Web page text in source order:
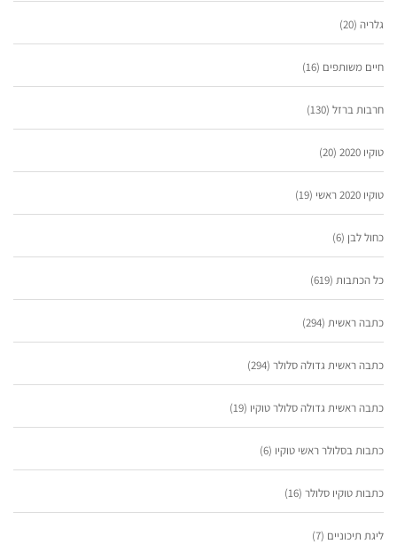
גלריה (20)
חיים משותפים (16)
חרבות ברזל (130)
טוקיו 2020 (20)
טוקיו 2020 ראשי (19)
כחול לבן (6)
כל הכתבות (619)
כתבה ראשית (294)
כתבה ראשית גדולה סלולר (294)
כתבה ראשית גדולה סלולר טוקיו (19)
כתבות בסלולר ראשי טוקיו (6)
כתבות טוקיו סלולר (16)
ליגת תיכוניים (7)